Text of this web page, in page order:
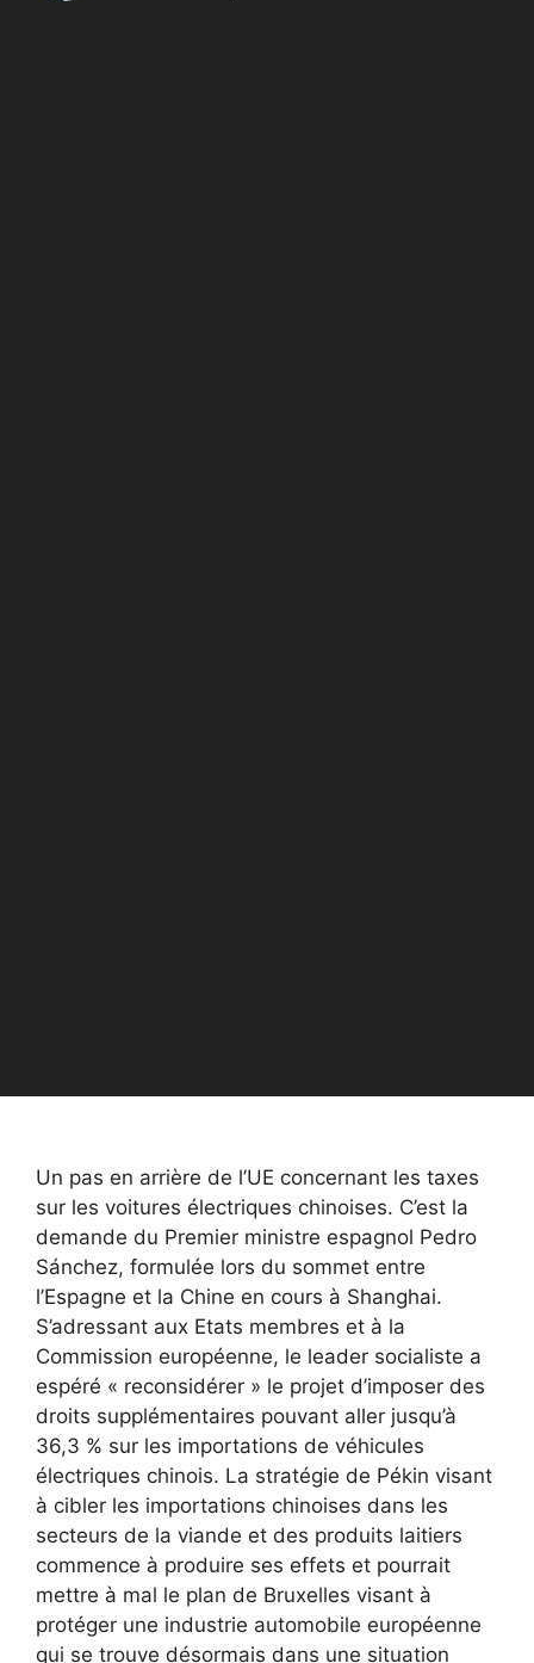
Un pas en arrière de l’UE concernant les taxes
sur les voitures électriques chinoises. C’est la
demande du Premier ministre espagnol Pedro
Sánchez, formulée lors du sommet entre
l’Espagne et la Chine en cours à Shanghai.
S’adressant aux Etats membres et à la
Commission européenne, le leader socialiste a
espéré « reconsidérer » le projet d’imposer des
droits supplémentaires pouvant aller jusqu’à
36,3 % sur les importations de véhicules
électriques chinois. La stratégie de Pékin visant
à cibler les importations chinoises dans les
secteurs de la viande et des produits laitiers
commence à produire ses effets et pourrait
mettre à mal le plan de Bruxelles visant à
protéger une industrie automobile européenne
qui se trouve désormais dans une situation